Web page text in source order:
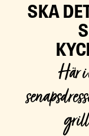
SKA
Här